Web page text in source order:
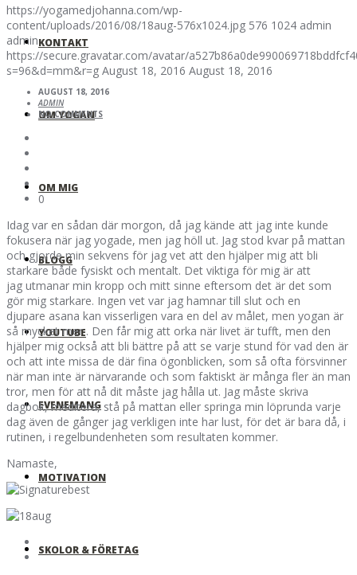
KONTAKT
OM YOGAN
OM MIG
BLOGG
YOUTUBE
EVENEMANG
MOTIVATION
SKOLOR & FÖRETAG
https://yogamedjohanna.com/wp-
content/uploads/2016/08/18aug-576x1024.jpg 576 1024 admin
admin
https://secure.gravatar.com/avatar/
s=96&d=mm&r=g August 18, 2016 August 18, 2016
AUGUST 18, 2016
ADMIN
NO COMMENTS
0
Idag var en sådan där morgon, då jag kände att jag inte kunde
fokusera när jag yogade, men jag höll ut. Jag stod kvar på mattan
och gjorde min sekvens för jag vet att den hjälper mig att bli
starkare både fysiskt och mentalt. Det viktiga för mig är att
jag utmanar min kropp och mitt sinne eftersom det är det som
gör mig starkare. Ingen vet var jag hamnar till slut och en
djupare asana kan visserligen vara en del av målet, men yogan är
så mycket mer . Den får mig att orka när livet är tufft, men den
hjälper mig också att bli bättre på att se varje stund för vad den är
och att inte missa de där fina ögonblicken, som så ofta försvinner
när man inte är närvarande och som faktiskt är många fler än man
tror, men för att nå dit måste jag hålla ut. Jag måste skriva
dagbok, meditera, stå på mattan eller springa min löprunda varje
dag även de gånger jag verkligen inte har lust, för det är bara då, i
rutinen, i regelbundenheten som resultaten kommer.
Namaste,